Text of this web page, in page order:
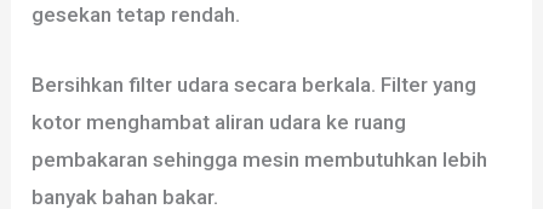
gesekan tetap rendah.
Bersihkan filter udara secara berkala. Filter yang
kotor menghambat aliran udara ke ruang
pembakaran sehingga mesin membutuhkan lebih
banyak bahan bakar.